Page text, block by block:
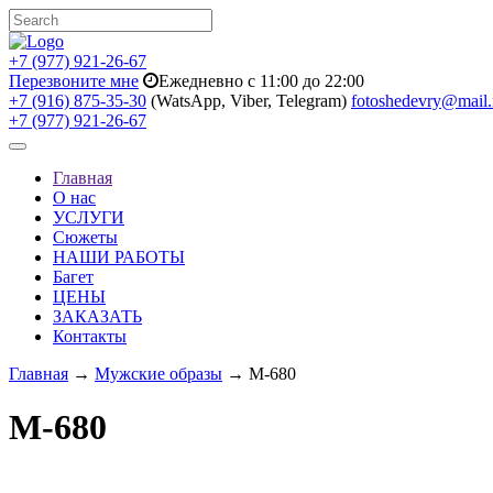
+7 (977) 921-26-67
Перезвоните мне
Ежедневно с 11:00 до 22:00
+7 (916) 875-35-30 (WatsApp, Viber, Telegram)
+7 (977) 921-26-67
Toggle
navigationГлавная
О нас
УСЛУГИ
Сюжеты
НАШИ РАБОТЫ
Багет
ЦЕНЫ
ЗАКАЗАТЬ
Контакты
Главная → Мужские образы → M-680
M-680